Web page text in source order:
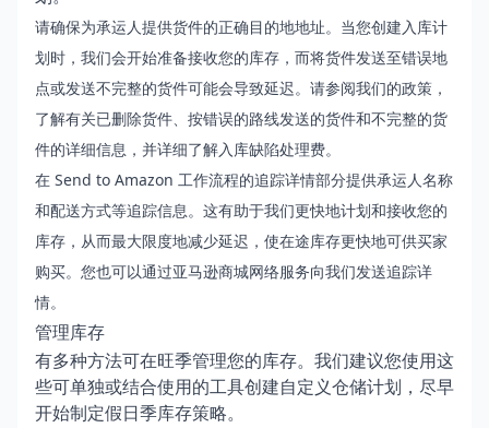
请确保为承运人提供货件的正确目的地地址。当您创建入库计
划时，我们会开始准备接收您的库存，而将货件发送至错误地
点或发送不完整的货件可能会导致延迟。请参阅我们的政策，
了解有关已删除货件、按错误的路线发送的货件和不完整的货
件的详细信息，并详细了解入库缺陷处理费。
在 Send to Amazon 工作流程的追踪详情部分提供承运人名称
和配送方式等追踪信息。这有助于我们更快地计划和接收您的
库存，从而最大限度地减少延迟，使在途库存更快地可供买家
购买。您也可以通过亚马逊商城网络服务向我们发送追踪详
情。
管理库存
有多种方法可在旺季管理您的库存。我们建议您使用这
些可单独或结合使用的工具创建自定义仓储计划，尽早
开始制定假日季库存策略。